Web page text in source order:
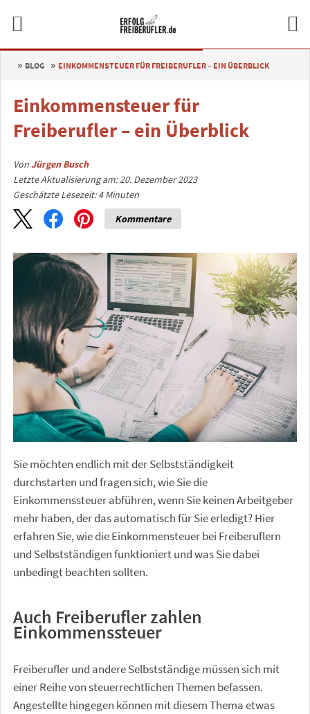
BLOG EINKOMMENSTEUER FÜR FREIBERUFLER – EIN ÜBERBLICK
Einkommensteuer für
Freiberufler – ein Überblick
VonJürgen Busch
Letzte Aktualisierung am: 20. Dezember 2023
Geschätzte Lesezeit:4 Minuten
Kommentare
Sie möchten endlich mit der Selbstständigkeit
durchstarten und fragen sich, wie Sie die
Einkommenssteuer abführen, wenn Sie keinen Arbeitgeber
mehr haben, der das automatisch für Sie erledigt? Hier
erfahren Sie, wie die Einkommensteuer bei Freiberuflern
und Selbstständigen funktioniert und was Sie dabei
unbedingt beachten sollten.
Auch Freiberufler zahlen
Einkommenssteuer
Freiberufler und andere Selbstständige müssen sich mit
einer Reihe von steuerrechtlichen Themen befassen.
Angestellte hingegen können mit diesem Thema etwas